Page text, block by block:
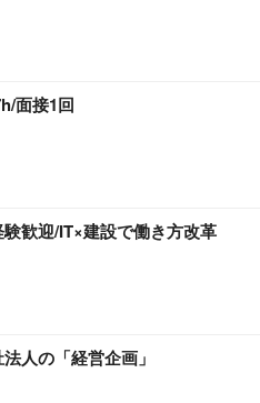
面接1回
験歓迎/IT×建設で働き方改革
人の「経営企画」